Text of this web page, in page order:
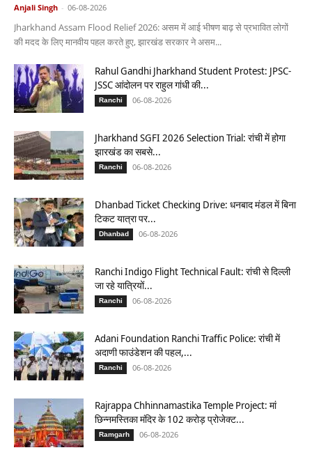
Anjali Singh - 06-08-2026
Jharkhand Assam Flood Relief 2026: असम में आई भीषण बाढ़ से प्रभावित लोगों
की मदद के लिए मानवीय पहल करते हुए, झारखंड सरकार ने असम...
Rahul Gandhi Jharkhand Student Protest: JPSC-
JSSC आंदोलन पर राहुल गांधी की...
Ranchi 06-08-2026
Jharkhand SGFI 2026 Selection Trial: रांची में होगा
झारखंड का सबसे...
Ranchi 06-08-2026
Dhanbad Ticket Checking Drive: धनबाद मंडल में बिना
टिकट यात्रा पर...
Dhanbad 06-08-2026
Ranchi Indigo Flight Technical Fault: रांची से दिल्ली
जा रहे यात्रियों...
Ranchi 06-08-2026
Adani Foundation Ranchi Traffic Police: रांची में
अदाणी फाउंडेशन की पहल,...
Ranchi 06-08-2026
Rajrappa Chhinnamastika Temple Project: मां
छिन्नमस्तिका मंदिर के 102 करोड़ प्रोजेक्ट...
Ramgarh 06-08-2026